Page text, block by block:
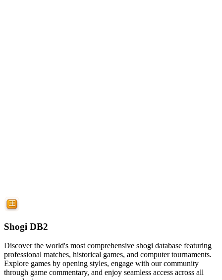
Shogi DB2
Discover the world's most comprehensive shogi database featuring
professional matches, historical games, and computer tournaments.
Explore games by opening styles, engage with our community
through game commentary, and enjoy seamless access across all